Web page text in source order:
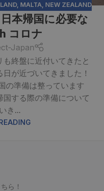
, MALTA NEW ZEALAND
本帰国に必要な
コロナ
Japan
終盤に近付いてきたと
が近づいてきました！
の準備は整っています
する際の準備について
き...
ら！